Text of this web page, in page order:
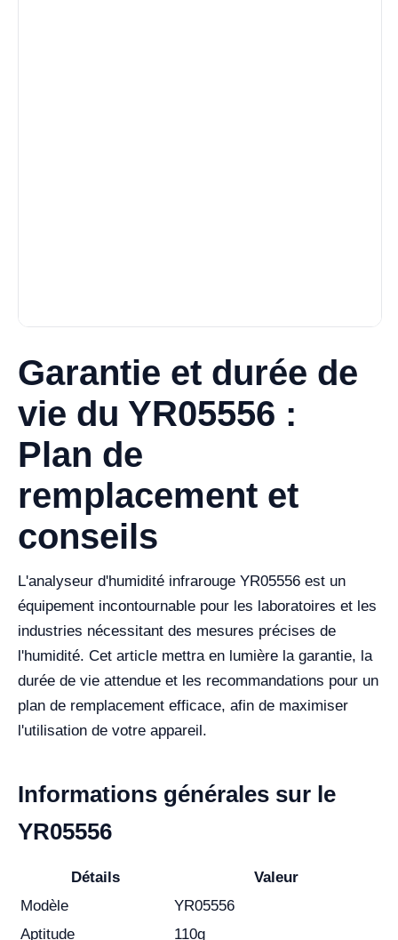
Garantie et durée de
vie du YR05556 :
Plan de
remplacement et
conseils
L'analyseur d'humidité infrarouge YR05556 est un
équipement incontournable pour les laboratoires et les
industries nécessitant des mesures précises de
l'humidité. Cet article mettra en lumière la garantie, la
durée de vie attendue et les recommandations pour un
plan de remplacement efficace, afin de maximiser
l'utilisation de votre appareil.
Informations générales sur le
YR05556
Détails
Valeur
Modèle
YR05556
Aptitude
110g